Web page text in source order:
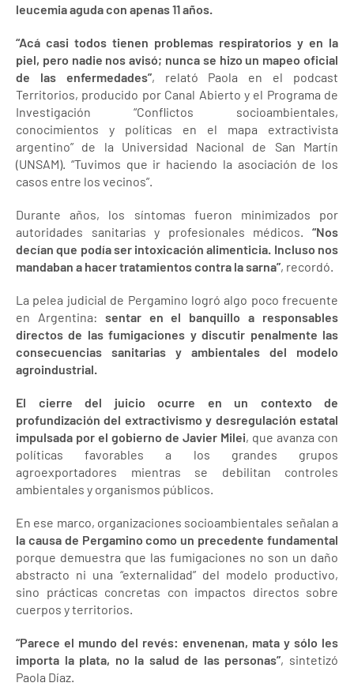
leucemia aguda con apenas 11 años.
“Acá casi todos tienen problemas respiratorios y en la
piel, pero nadie nos avisó; nunca se hizo un mapeo oficial
de las enfermedades”, relató Paola en el podcast
Territorios, producido por Canal Abierto y el Programa de
Investigación “Conflictos socioambientales,
conocimientos y políticas en el mapa extractivista
argentino” de la Universidad Nacional de San Martín
(UNSAM). “Tuvimos que ir haciendo la asociación de los
casos entre los vecinos”.
Durante años, los síntomas fueron minimizados por
autoridades sanitarias y profesionales médicos. “Nos
decían que podía ser intoxicación alimenticia. Incluso nos
mandaban a hacer tratamientos contra la sarna”, recordó.
La pelea judicial de Pergamino logró algo poco frecuente
en Argentina: sentar en el banquillo a responsables
directos de las fumigaciones y discutir penalmente las
consecuencias sanitarias y ambientales del modelo
agroindustrial.
El cierre del juicio ocurre en un contexto de
profundización del extractivismo y desregulación estatal
impulsada por el gobierno de Javier Milei, que avanza con
políticas favorables a los grandes grupos
agroexportadores mientras se debilitan controles
ambientales y organismos públicos.
En ese marco, organizaciones socioambientales señalan a
la causa de Pergamino como un precedente fundamental
porque demuestra que las fumigaciones no son un daño
abstracto ni una “externalidad” del modelo productivo,
sino prácticas concretas con impactos directos sobre
cuerpos y territorios.
“Parece el mundo del revés: envenenan, mata y sólo les
importa la plata, no la salud de las personas”, sintetizó
Paola Díaz.